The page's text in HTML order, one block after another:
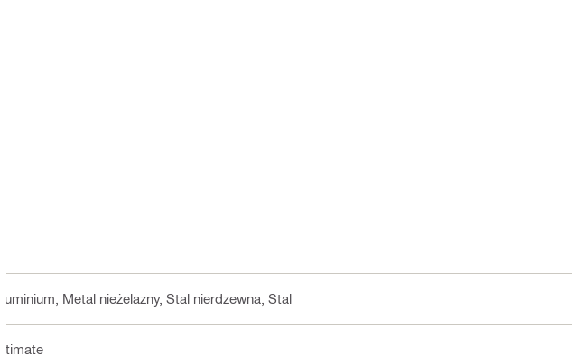
Aluminium, Metal nieżelazny, Stal nierdzewna, Stal
Ultimate